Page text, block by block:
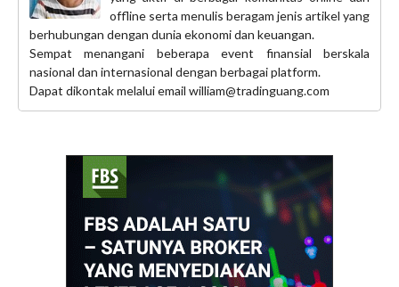
offline serta menulis beragam jenis artikel yang
berhubungan dengan dunia ekonomi dan keuangan.
Sempat menangani beberapa event finansial berskala
nasional dan internasional dengan berbagai platform.
Dapat dikontak melalui email william@tradinguang.com